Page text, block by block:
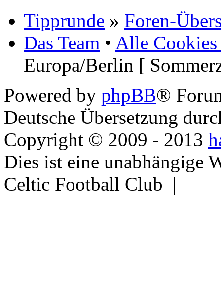
Tipprunde » Foren-
Das Team • Alle Cookies
Europa/Berlin [
Powered by phpBB®
Deutsche Übersetzung
Copyright © 2009 - 2013
Dies ist eine unabhängige
Celtic Football Club |